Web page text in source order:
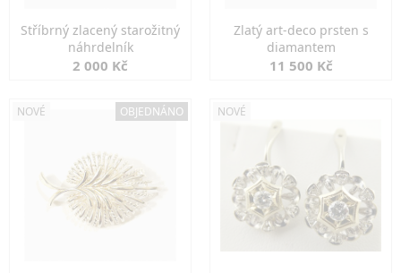
Stříbrný zlacený starožitný
náhrdelník
2 000 Kč
Zlatý art-deco prsten s
diamantem
11 500 Kč
NOVÉ OBJEDNÁNO NOVÉ